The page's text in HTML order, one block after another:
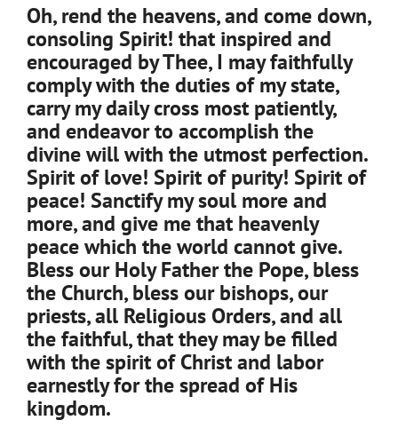
Oh, rend the heavens, and come down,
consoling Spirit! that inspired and
encouraged by Thee, I may faithfully
comply with the duties of my state,
carry my daily cross most patiently,
and endeavor to accomplish the
divine will with the utmost perfection.
Spirit of love! Spirit of purity! Spirit of
peace! Sanctify my soul more and
more, and give me that heavenly
peace which the world cannot give.
Bless our Holy Father the Pope, bless
the Church, bless our bishops, our
priests, all Religious Orders, and all
the faithful, that they may be filled
with the spirit of Christ and labor
earnestly for the spread of His
kingdom.